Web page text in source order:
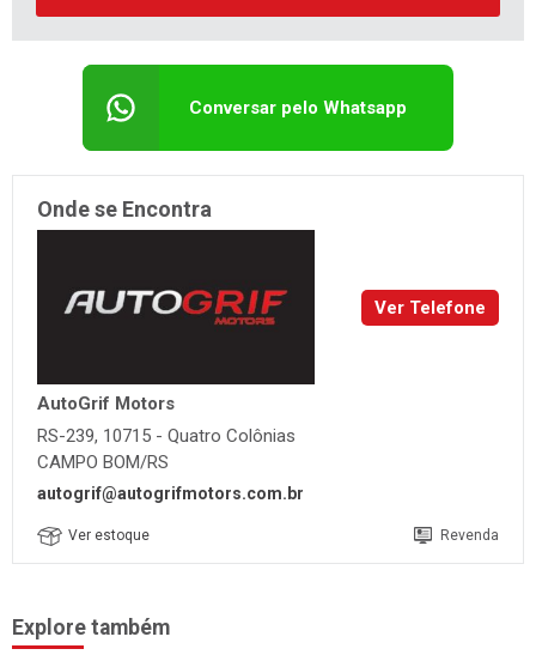
Conversar pelo Whatsapp
Onde se Encontra
Ver Telefone
AutoGrif Motors
RS-239, 10715 - Quatro Colônias
CAMPO BOM/RS
autogrif@autogrifmotors.com.br
Ver estoque Revenda
Explore também